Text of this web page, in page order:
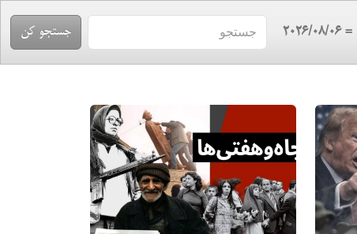
= 2026/08/06